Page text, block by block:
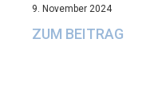
9. November 2024
ZUM BEITRAG